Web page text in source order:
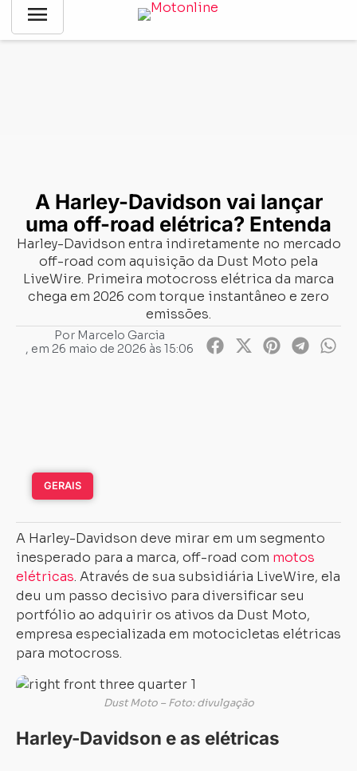
menu
Notícias
A Harley-Davidson vai lançar uma off-road
A Harley-Davidson vai lançar
uma off-road elétrica? Entenda
Harley-Davidson entra indiretamente no mercado
off-road com aquisição da Dust Moto pela
LiveWire. Primeira motocross elétrica da marca
chega em 2026 com torque instantâneo e zero
emissões.
PorMarcelo Garcia
, em 26 maio de 2026 às 15:06
GERAIS
A Harley-Davidson deve mirar em um segmento
inesperado para a marca, off-road com motos
elétricas. Através de sua subsidiária LiveWire, ela
deu um passo decisivo para diversificar seu
portfólio ao adquirir os ativos da Dust Moto,
empresa especializada em motocicletas elétricas
para motocross.
Dust Moto – Foto: divulgação
Harley-Davidson e as elétricas